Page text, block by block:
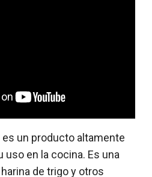
es un producto altamente
uso en la cocina. Es una
de trigo y otros